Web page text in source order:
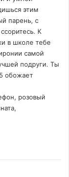
этим
парень, с
К
в школе тебе
самой
подруги. Ты
обожает
розовый